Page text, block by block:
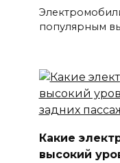
популярным
Какие
высокий